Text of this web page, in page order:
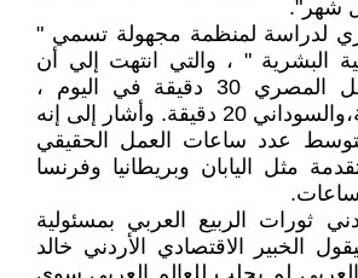
شهر".
لدراسة لمنظمة مجهولة تسمي "
البشرية " ، والتي انتهت إلي أن
متوسط إنتاج العامل المصري 30 دقيقة في اليوم ،
والجزائري 22 دقيقة،والسوداني 20 دقيقة. وأشار إلى إنه
عدد ساعات العمل الحقيقي
مثل اليابان وبريطانيا وفرنسا
ثورات الربيع العربي بمسئولية
الخبير الاقتصادي الأردني خالد